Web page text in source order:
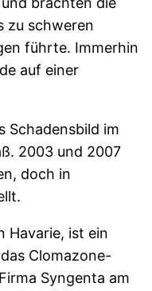
zu schweren
führte. Immerhin
auf einer
Schadensbild im
2003 und 2007
doch in
Havarie, ist ein
Clomazone-
Syngenta am